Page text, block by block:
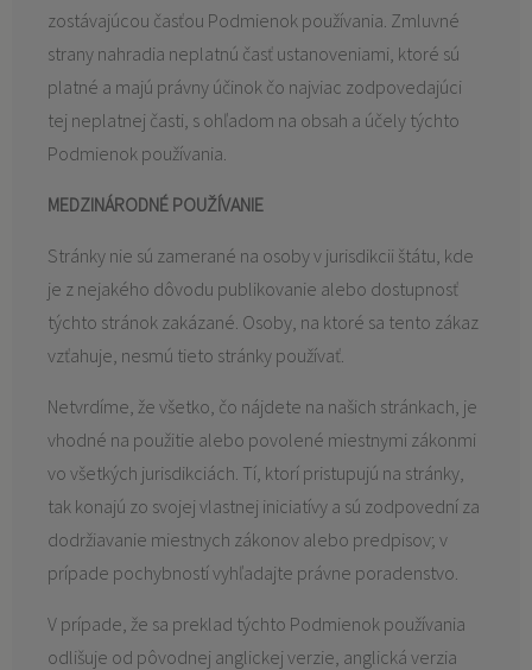
zostávajúcou časťou Podmienok používania. Zmluvné
strany nahradia neplatnú časť ustanoveniami, ktoré sú
platné a majú právny účinok čo najviac zodpovedajúci
tej neplatnej časti, s ohľadom na obsah a účely týchto
Podmienok používania.
MEDZINÁRODNÉ POUŽÍVANIE
Stránky nie sú zamerané na osoby v jurisdikcii štátu, kde
je z nejakého dôvodu publikovanie alebo dostupnosť
týchto stránok zakázané. Osoby, na ktoré sa tento zákaz
vzťahuje, nesmú tieto stránky používať.
Netvrdíme, že všetko, čo nájdete na našich stránkach, je
vhodné na použitie alebo povolené miestnymi zákonmi
vo všetkých jurisdikciách. Tí, ktorí pristupujú na stránky,
tak konajú zo svojej vlastnej iniciatívy a sú zodpovední za
dodržiavanie miestnych zákonov alebo predpisov; v
prípade pochybností vyhľadajte právne poradenstvo.
V prípade, že sa preklad týchto Podmienok používania
odlišuje od pôvodnej anglickej verzie, anglická verzia